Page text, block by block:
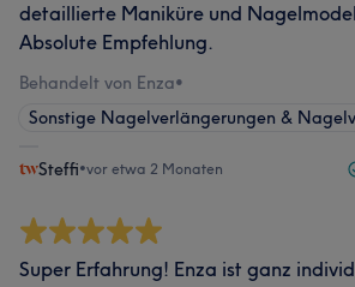
detaillierte Maniküre und
Absolute Empfehlung.
Behandelt von Enza•
Sonstige Nagelverlängerungen &
Steffi•vor etwa 2 Monaten
Super Erfahrung! Enza ist ganz